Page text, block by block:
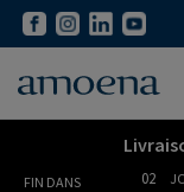
Skip
content
Skip
content
FIN DANS 02